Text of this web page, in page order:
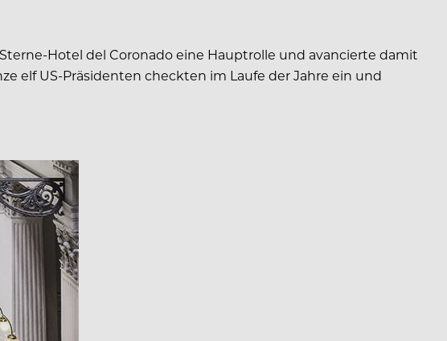
Hotel del Coronado eine Hauptrolle und avancierte damit
elf US-Präsidenten checkten im Laufe der Jahre ein und